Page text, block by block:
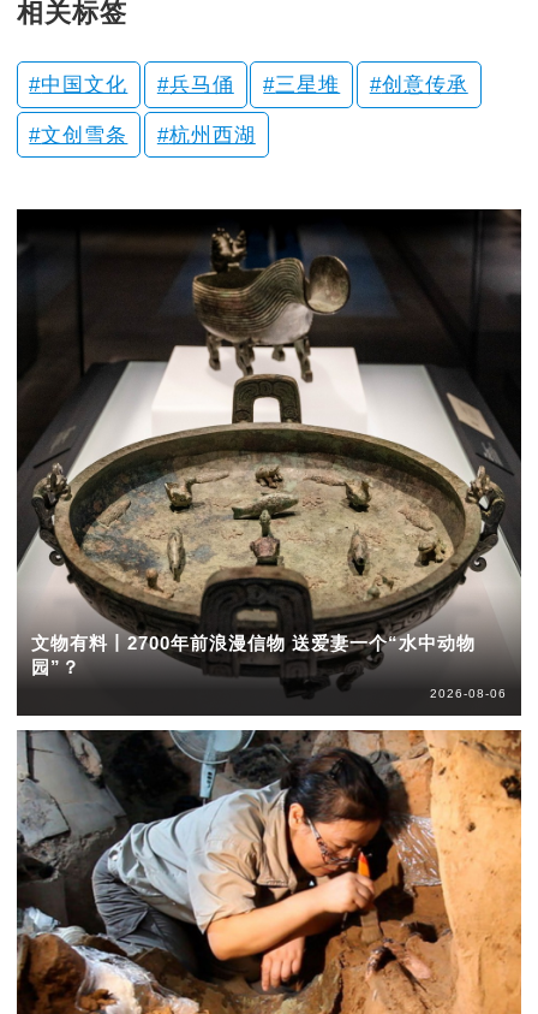
相关标签
中国文化 兵马俑 三星堆 创意传承
文创雪条 杭州西湖
文物有料丨2700年前浪漫信物 送爱妻一个“水中动物
园”？
2026-08-06